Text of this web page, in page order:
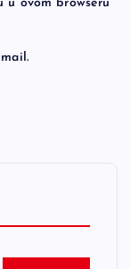
u ovom browseru